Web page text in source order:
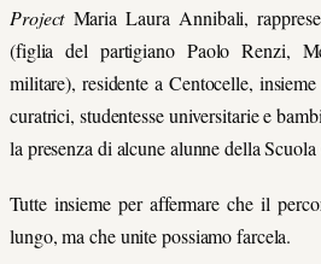
Project Maria Laura Annibali,
(figlia del partigiano Paolo Renzi,
militare), residente a Centocelle,
curatrici, studentesse universitarie e
la presenza di alcune alunne della
Tutte insieme per affermare che il
lungo, ma che unite possiamo farcela.